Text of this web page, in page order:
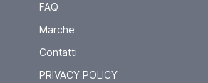
FAQ
Marche
Contatti
PRIVACY POLICY